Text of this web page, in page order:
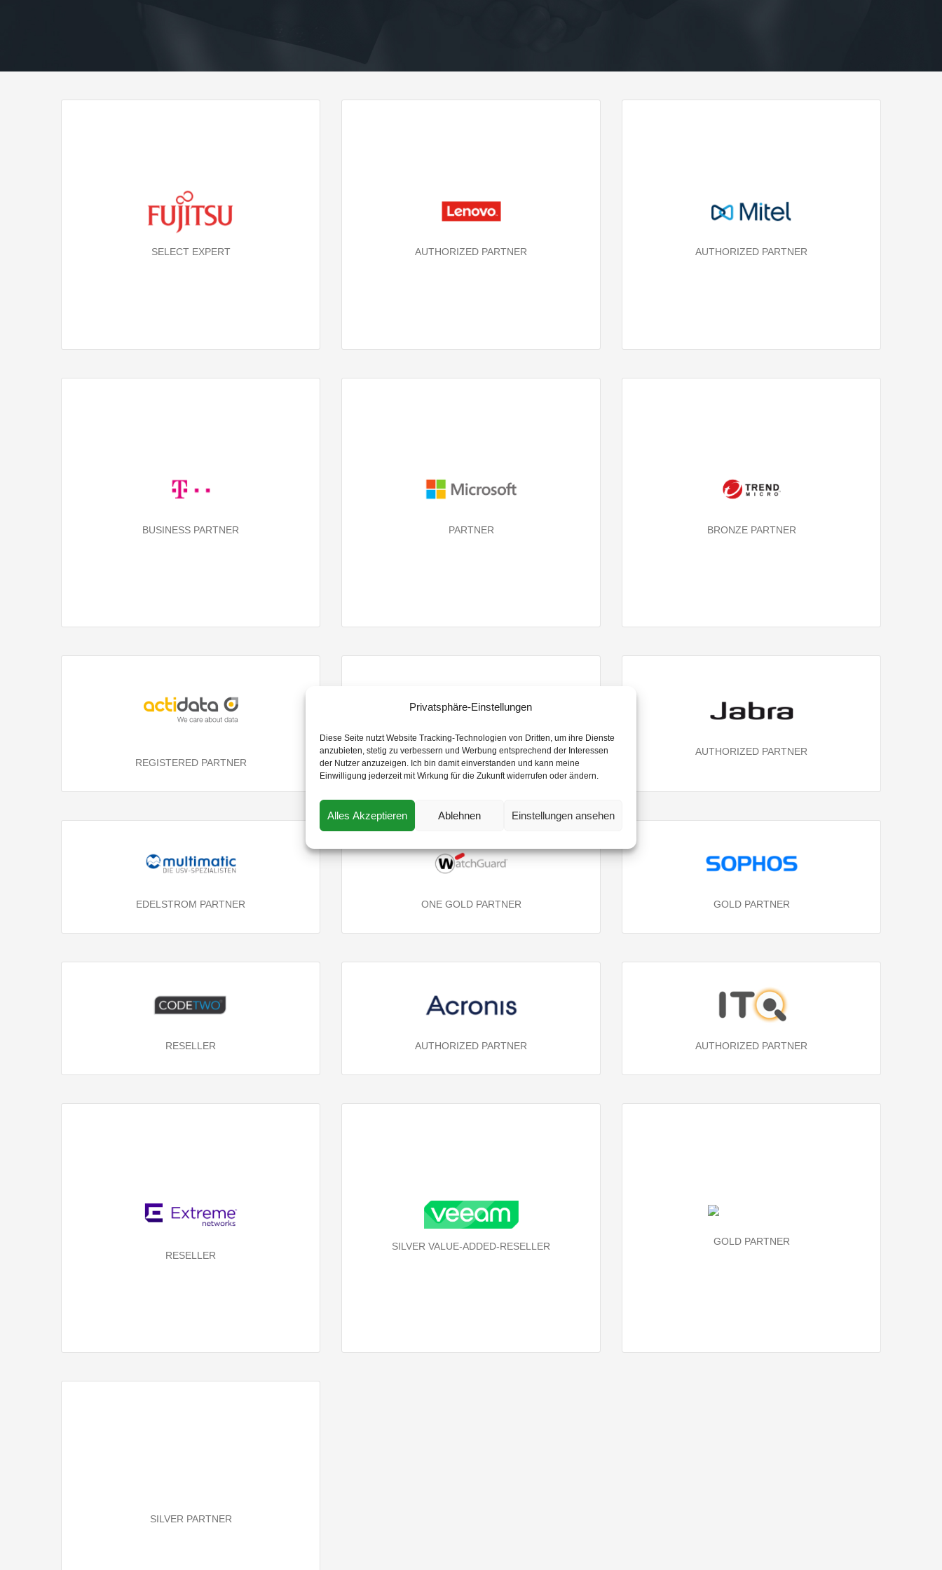
Privatsphäre-Einstellungen
Diese Seite nutzt Website Tracking-Technologien von Dritten, um ihre Dienste
anzubieten, stetig zu verbessern und Werbung entsprechend der Interessen
der Nutzer anzuzeigen. Ich bin damit einverstanden und kann meine
Einwilligung jederzeit mit Wirkung für die Zukunft widerrufen oder ändern.
Alles Akzeptieren Ablehnen Einstellungen ansehen
SELECT EXPERT AUTHORIZED PARTNER AUTHORIZED PARTNER
BUSINESS PARTNER PARTNER BRONZE PARTNER
REGISTERED PARTNER
REGISTERED PARTNER AUTHORIZED PARTNER
EDELSTROM PARTNER ONE GOLD PARTNER GOLD PARTNER
RESELLER AUTHORIZED PARTNER AUTHORIZED PARTNER
RESELLER
SILVER VALUE-ADDED-RESELLER GOLD PARTNER
SILVER PARTNER